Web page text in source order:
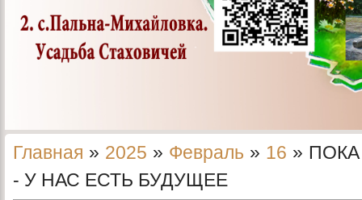
Главная » 2025 » Февраль » 16 »
- У НАС ЕСТЬ БУДУЩЕЕ